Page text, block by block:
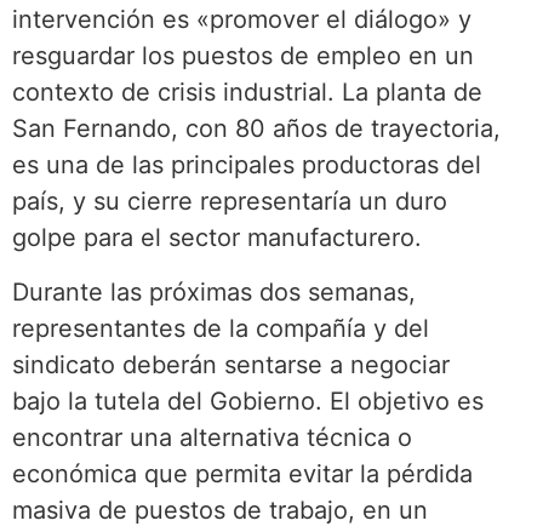
intervención es «promover el diálogo» y
resguardar los puestos de empleo en un
contexto de crisis industrial. La planta de
San Fernando, con 80 años de trayectoria,
es una de las principales productoras del
país, y su cierre representaría un duro
golpe para el sector manufacturero.
Durante las próximas dos semanas,
representantes de la compañía y del
sindicato deberán sentarse a negociar
bajo la tutela del Gobierno. El objetivo es
encontrar una alternativa técnica o
económica que permita evitar la pérdida
masiva de puestos de trabajo, en un